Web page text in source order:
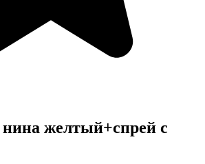
желтый+спрей с